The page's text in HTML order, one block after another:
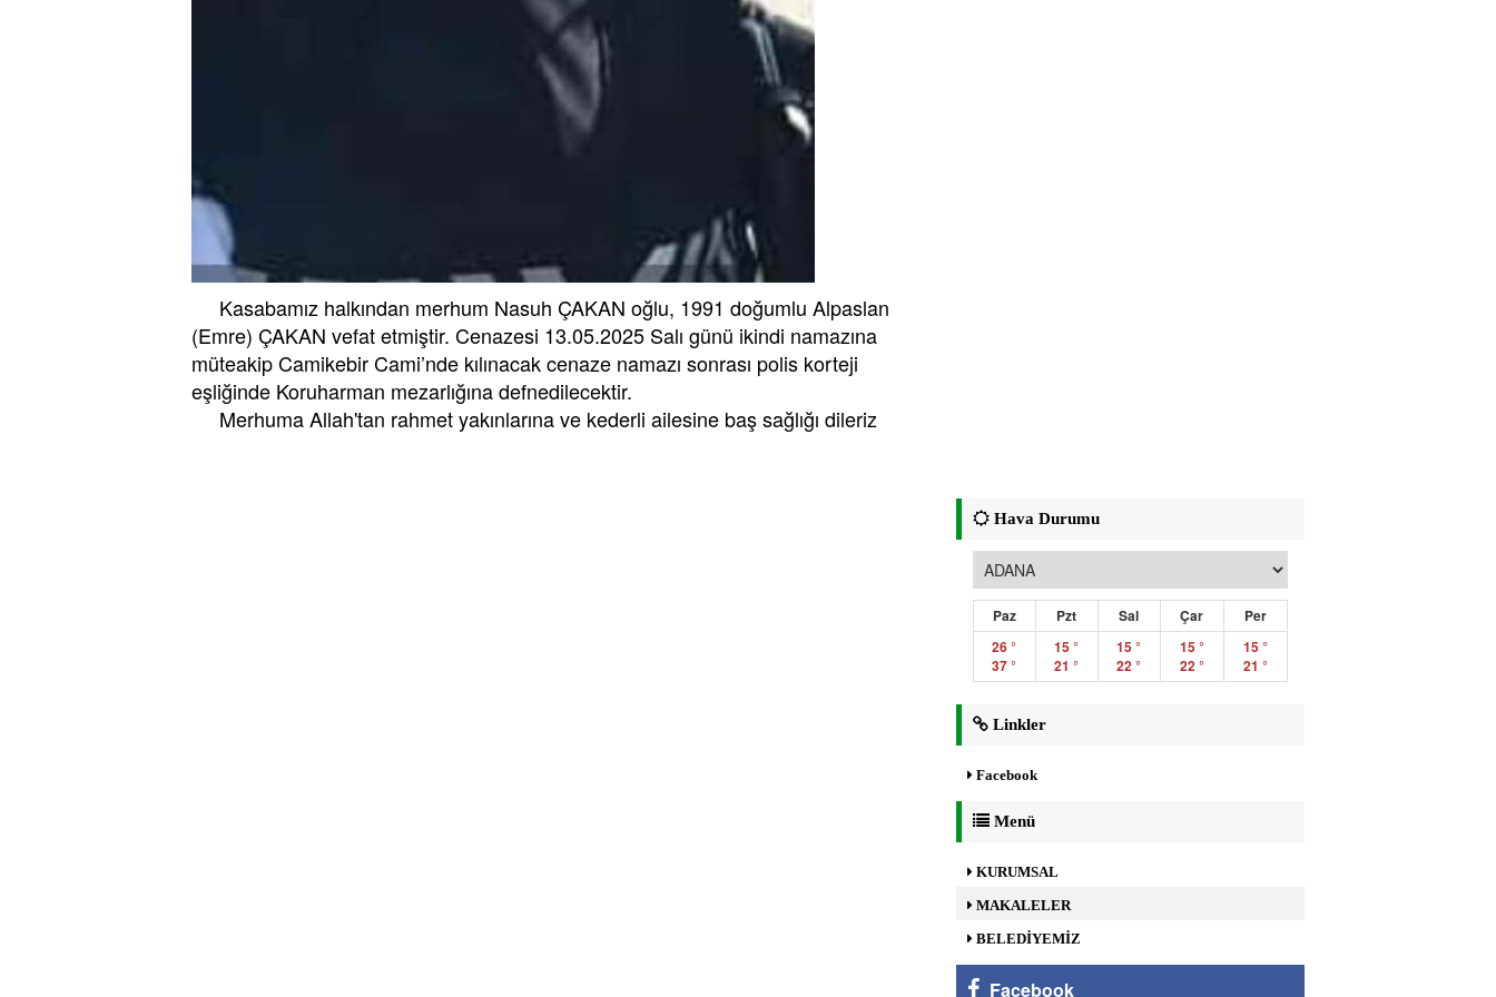
Kasabamız halkından merhum Nasuh ÇAKAN oğlu, 1991 doğumlu Alpaslan
(Emre) ÇAKAN vefat etmiştir. Cenazesi 13.05.2025 Salı günü ikindi namazına
müteakip Camikebir Cami’nde kılınacak cenaze namazı sonrası polis korteji
eşliğinde Koruharman mezarlığına defnedilecektir.
Merhuma Allah'tan rahmet yakınlarına ve kederli ailesine baş sağlığı dileriz
Hava Durumu
Paz Pzt Sal Çar
Per
26 °
37 °
15 °
21 °
15 °
22 °
15 °
22 °
15 °
21 °
Linkler
Facebook
Menü
KURUMSAL
MAKALELER
BELEDİYEMİZ
Facebook